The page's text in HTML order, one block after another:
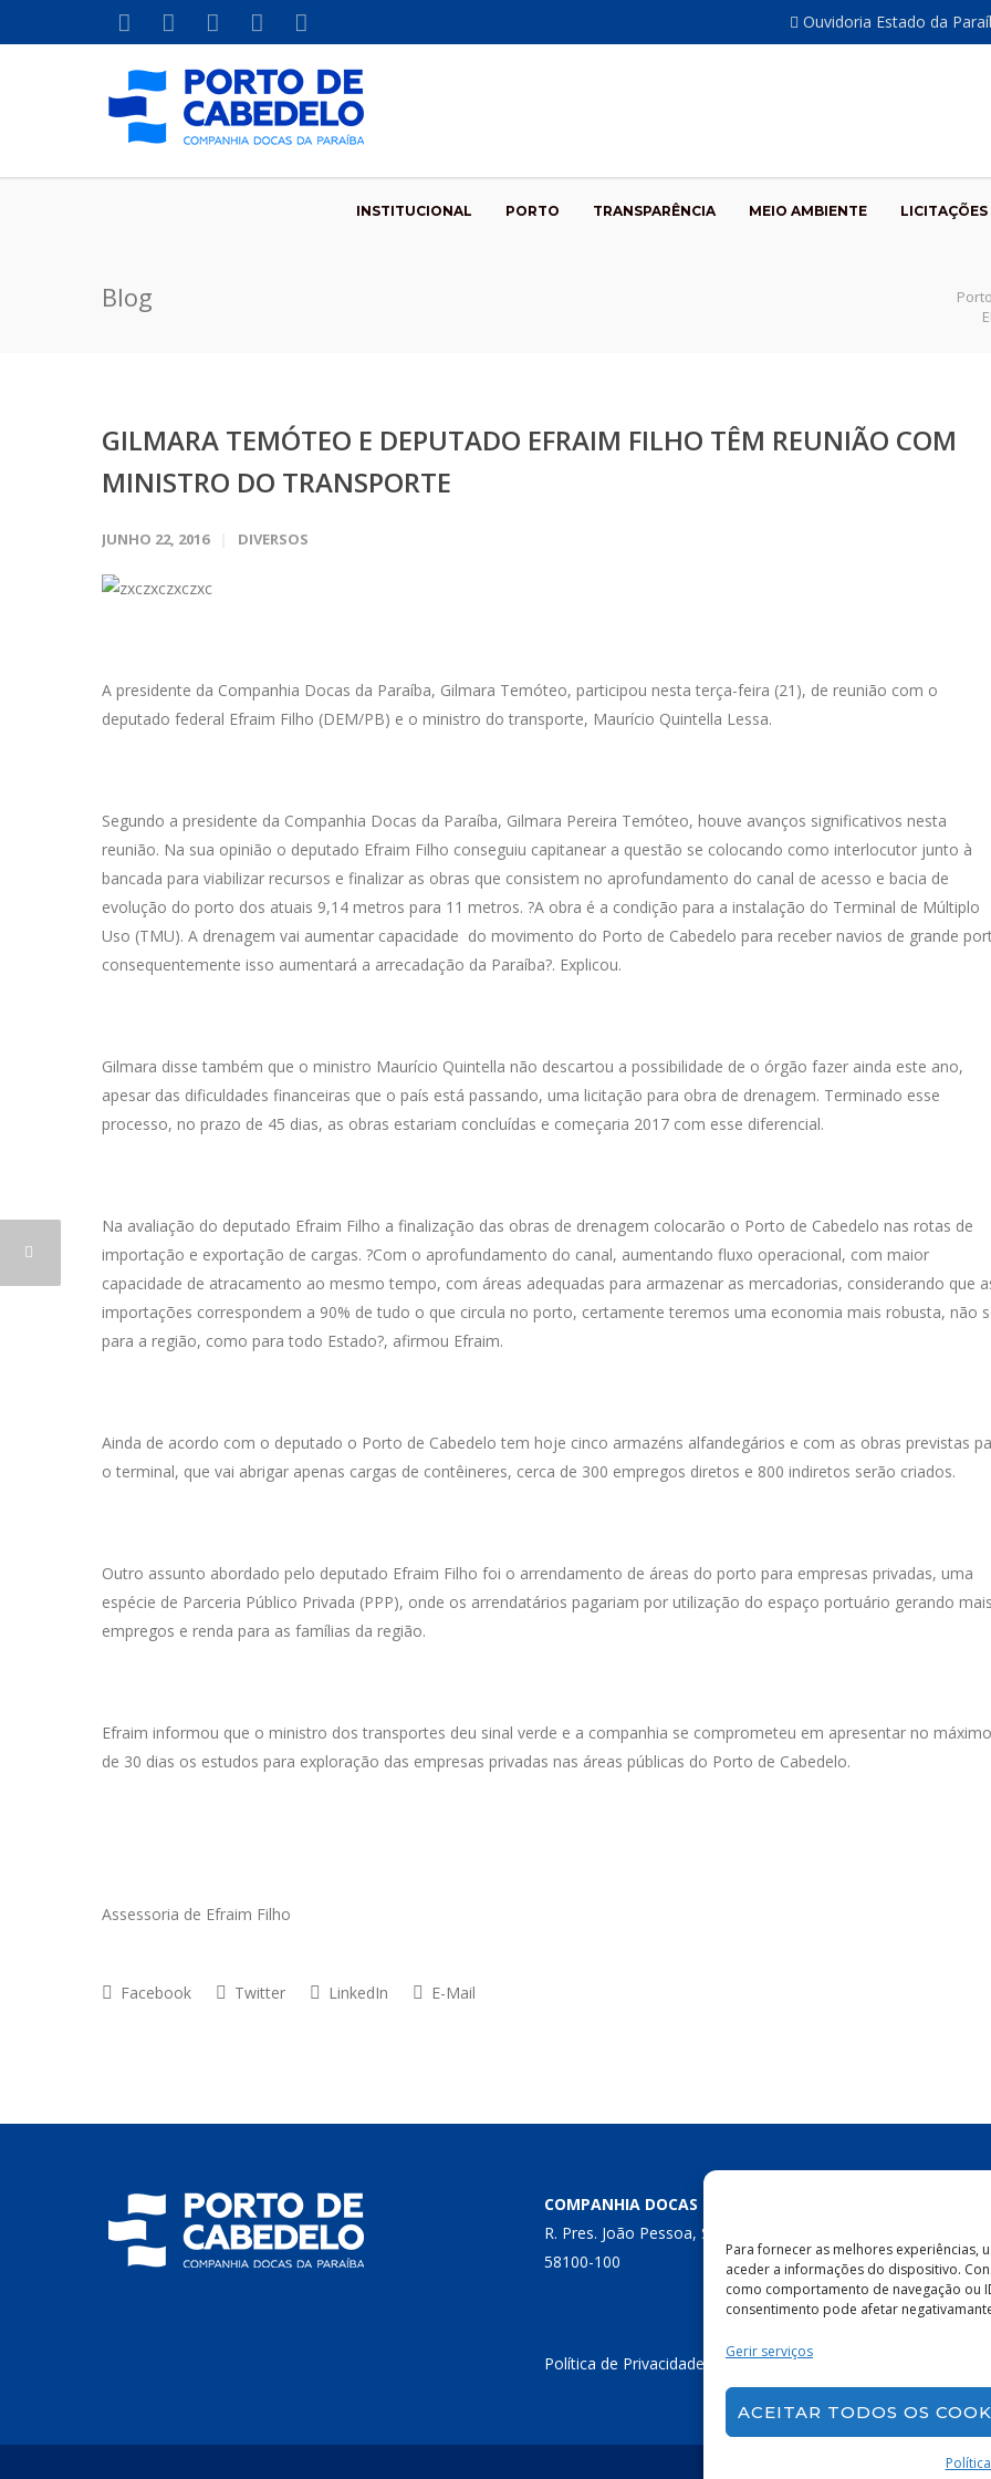
Para fornecer as melhores experiências,
aceder a informações do dispositivo.
como comportamento de navegação ou
consentimento pode afetar
Gerir serviços
ACEITAR TODOS OS
Ouvidoria Estado da
INSTITUCIONAL PORTO TRANSPARÊNCIA MEIO AMBIENTE LICITAÇÕES
Blog
GILMARA TEMÓTEO E DEPUTADO EFRAIM FILHO TÊM REUNIÃO COM
MINISTRO DO TRANSPORTE
JUNHO 22, 2016 DIVERSOS
A presidente da Companhia Docas da Paraíba, Gilmara Temóteo, participou nesta terça-feira (21), de reunião com o
deputado federal Efraim Filho (DEM/PB) e o ministro do transporte, Maurício Quintella Lessa.
Segundo a presidente da Companhia Docas da Paraíba, Gilmara Pereira Temóteo, houve avanços significativos nesta
reunião. Na sua opinião o deputado Efraim Filho conseguiu capitanear a questão se colocando como interlocutor junto à
bancada para viabilizar recursos e finalizar as obras que consistem no aprofundamento do canal de acesso e bacia de
evolução do porto dos atuais 9,14 metros para 11 metros. ?A obra é a condição para a instalação do Terminal de Múltiplo
Uso (TMU). A drenagem vai aumentar capacidade do movimento do Porto de Cabedelo para receber navios de grande
consequentemente isso aumentará a arrecadação da Paraíba?. Explicou.
Gilmara disse também que o ministro Maurício Quintella não descartou a possibilidade de o órgão fazer ainda este ano,
apesar das dificuldades financeiras que o país está passando, uma licitação para obra de drenagem. Terminado esse
processo, no prazo de 45 dias, as obras estariam concluídas e começaria 2017 com esse diferencial.
Na avaliação do deputado Efraim Filho a finalização das obras de drenagem colocarão o Porto de Cabedelo nas rotas de
importação e exportação de cargas. ?Com o aprofundamento do canal, aumentando fluxo operacional, com maior
capacidade de atracamento ao mesmo tempo, com áreas adequadas para armazenar as mercadorias, considerando que
importações correspondem a 90% de tudo o que circula no porto, certamente teremos uma economia mais robusta, não
para a região, como para todo Estado?, afirmou Efraim.
Ainda de acordo com o deputado o Porto de Cabedelo tem hoje cinco armazéns alfandegários e com as obras previstas
o terminal, que vai abrigar apenas cargas de contêineres, cerca de 300 empregos diretos e 800 indiretos serão criados.
Outro assunto abordado pelo deputado Efraim Filho foi o arrendamento de áreas do porto para empresas privadas, uma
espécie de Parceria Público Privada (PPP), onde os arrendatários pagariam por utilização do espaço portuário gerando mais
empregos e renda para as famílias da região.
Efraim informou que o ministro dos transportes deu sinal verde e a companhia se comprometeu em apresentar no máximo
de 30 dias os estudos para exploração das empresas privadas nas áreas públicas do Porto de Cabedelo.
Assessoria de Efraim Filho
Facebook Twitter LinkedIn E-Mail
COMPANHIA DOCAS DA PARAÍBA
R. Pres. João Pessoa, S/N – Centro, Cabedelo – PB,
58100-100
Política de Privacidade Política de Cookies